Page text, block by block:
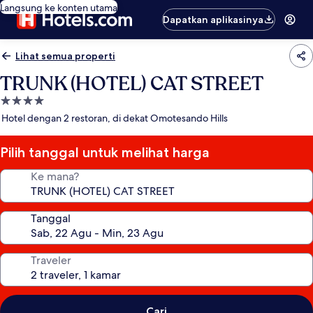
Langsung ke konten utama
Dapatkan aplikasinya
Lihat semua properti
TRUNK (HOTEL) CAT STREET
Properti
bintang
Hotel dengan 2 restoran, di dekat Omotesando Hills
Pilih tanggal untuk melihat harga
Ke mana?
Tanggal
Traveler